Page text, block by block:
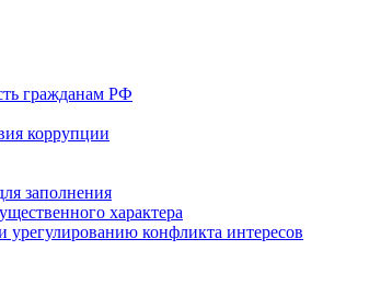
гражданам РФ
коррупции
заполнения
характера
конфликта интересов